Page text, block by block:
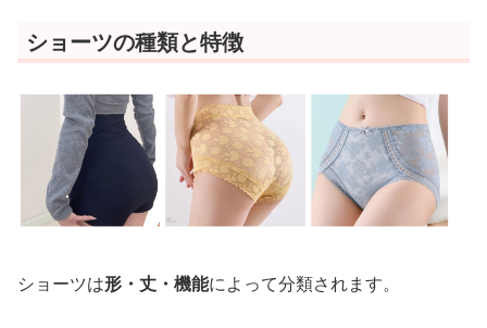
ショーツの種類と特徴
ショーツは形・丈・機能によって分類されます。